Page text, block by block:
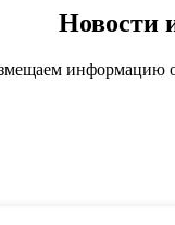
Новости
информацию